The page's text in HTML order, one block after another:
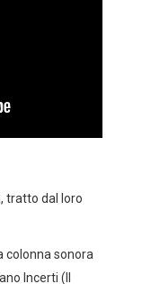
tratto dal loro
colonna sonora
Incerti (Il